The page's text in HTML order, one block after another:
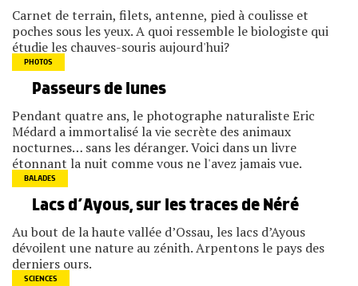
Carnet de terrain, filets, antenne, pied à coulisse et
poches sous les yeux. A quoi ressemble le biologiste qui
étudie les chauves-souris aujourd'hui?
PHOTOS
Passeurs de lunes
Pendant quatre ans, le photographe naturaliste Eric
Médard a immortalisé la vie secrète des animaux
nocturnes… sans les déranger. Voici dans un livre
étonnant la nuit comme vous ne l'avez jamais vue.
BALADES
Lacs d’Ayous, sur les traces de Néré
Au bout de la haute vallée d’Ossau, les lacs d’Ayous
dévoilent une nature au zénith. Arpentons le pays des
derniers ours.
SCIENCES